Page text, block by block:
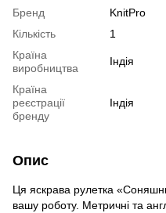
Бренд
KnitPro
Кількість
1
Країна
виробництва
Індія
Країна
реєстрації
бренду
Індія
Опис
Ця яскрава рулетка
вашу роботу. Метричні та